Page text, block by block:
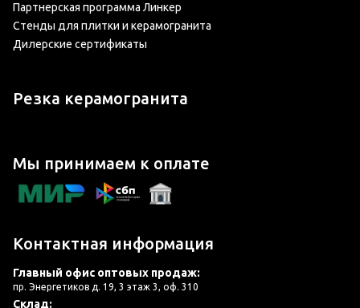
Партнерская программа Линкер
Стенды для плитки и керамогранита
Дилерские сертификаты
Резка керамогранита
Мы принимаем к оплате
Контактная информация
Главный офис оптовых продаж:
пр. Энергетиков д. 19, 3 этаж 3, оф. 310
Склад: